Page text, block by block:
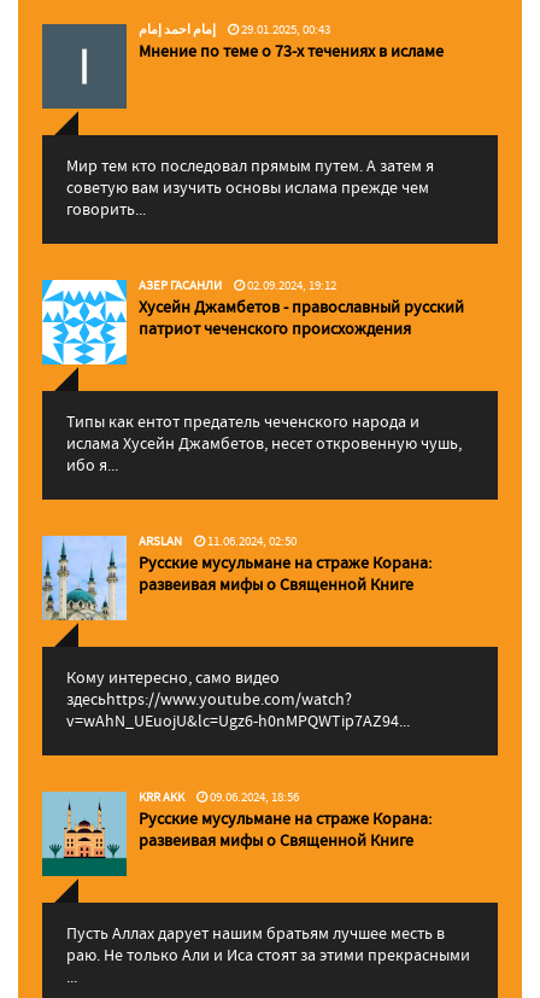
إمام احمد إمام 29.01.2025, 00:43
Мнение по теме о 73-х течениях в исламе
Мир тем кто последовал прямым путем. А затем я
советую вам изучить основы ислама прежде чем
говорить...
АЗЕР ГАСАНЛИ 02.09.2024, 19:12
Хусейн Джамбетов - православный русский
патриот чеченского происхождения
Типы как ентот предатель чеченского народа и
ислама Хусейн Джамбетов, несет откровенную чушь,
ибо я...
ARSLAN 11.06.2024, 02:50
Русские мусульмане на страже Корана:
pазвеивая мифы о Священной Книге
Кому интересно, само видео
здесьhttps://www.youtube.com/watch?
v=wAhN_UEuojU&lc=Ugz6-h0nMPQWTip7AZ94...
KRR AKK 09.06.2024, 18:56
Русские мусульмане на страже Корана:
pазвеивая мифы о Священной Книге
Пусть Аллах дарует нашим братьям лучшее месть в
раю. Не только Али и Иса стоят за этими прекрасными